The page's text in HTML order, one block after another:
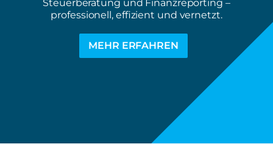
Steuerberatung und Finanzreporting –
professionell, effizient und vernetzt.
MEHR ERFAHREN